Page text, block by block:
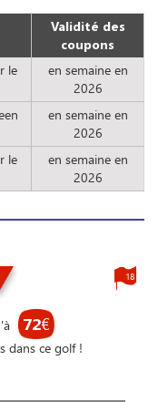
Validité des
coupons
le
en semaine en
2026
en semaine en
2026
le
en semaine en
2026
72€
dans ce golf !
18